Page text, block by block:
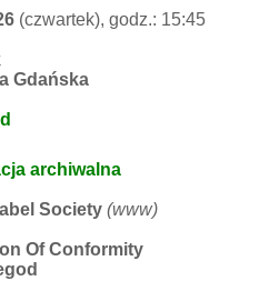
(czwartek), godz.: 15:45
Gdańska
archiwalna
Society (www)
Of Conformity